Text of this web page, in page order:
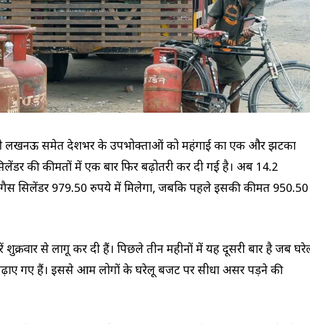
लखनऊ समेत प्रदेशभर के उपभोक्ताओं को महंगाई का एक और झटका
की कीमतों में एक बार फिर बढ़ोतरी कर दी गई है। अब 14.2
गैस सिलेंडर 979.50 रुपये में मिलेगा, जबकि पहले इसकी कीमत 950.50
से लागू कर दी हैं। पिछले तीन महीनों में यह दूसरी बार है जब
गए हैं। इससे आम लोगों के घरेलू बजट पर सीधा असर पड़ने की